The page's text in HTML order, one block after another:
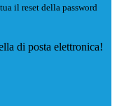
il reset della password
di posta elettronica!